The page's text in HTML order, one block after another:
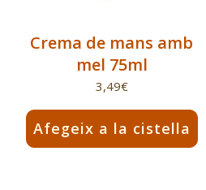
Crema de mans amb
mel 75ml
3,49€
Afegeix a la cistella